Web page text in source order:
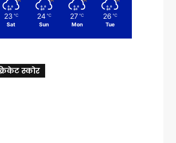
23 ℃
Sat
24 ℃
Sun
27 ℃
Mon
26 ℃
Tue
स्कोर